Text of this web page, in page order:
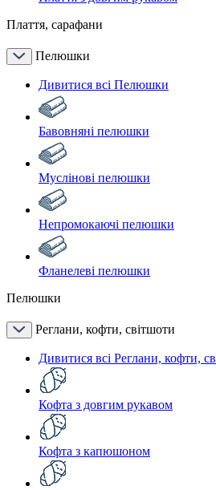
Плаття, сарафани
Пелюшки
Дивитися всі Пелюшки
Бавовняні пелюшки
Муслінові пелюшки
Непромокаючі пелюшки
Фланелеві пелюшки
Пелюшки
Реглани, кофти, світшоти
Дивитися всі Реглани, кофти,
Кофта з довгим рукавом
Кофта з капюшоном